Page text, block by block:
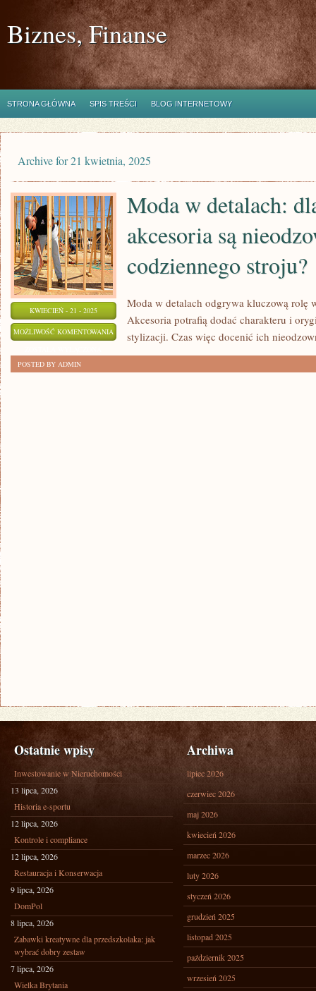
Biznes, Finanse
STRONA GŁÓWNA SPIS TREŚCI BLOG INTERNETOWY
Archive for 21 kwietnia, 2025
KWIECIEŃ - 21 - 2025
MOŻLIWOŚĆ KOMENTOWANIA
Moda w detalach:
akcesoria są
codziennego stroju?
Moda w detalach odgrywa kluczową rolę
Akcesoria potrafią dodać charakteru i
stylizacji. Czas więc docenić ich
POSTED BY ADMIN
Ostatnie wpisy
Inwestowanie w Nieruchomości
13 lipca, 2026
Historia e-sportu
12 lipca, 2026
Kontrole i compliance
12 lipca, 2026
Restauracja i Konserwacja
9 lipca, 2026
DomPol
8 lipca, 2026
Zabawki kreatywne dla przedszkolaka: jak
wybrać dobry zestaw
7 lipca, 2026
Wielka Brytania
Archiwa
lipiec 2026
czerwiec 2026
maj 2026
kwiecień 2026
marzec 2026
luty 2026
styczeń 2026
grudzień 2025
listopad 2025
październik 2025
wrzesień 2025